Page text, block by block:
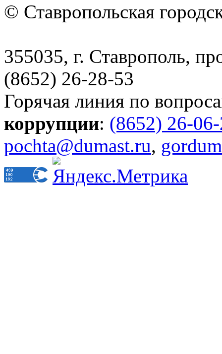
© Ставропольская
355035, г. Ставрополь,
(8652) 26-28-53
Горячая линия по
коррупции: (8652) 26-
pochta@dumast.ru,